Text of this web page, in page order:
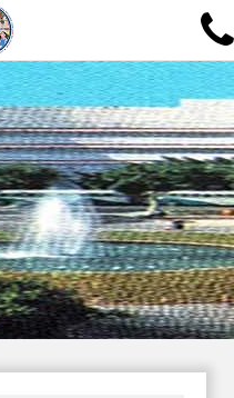
תל
תיור
האתר המרכזי